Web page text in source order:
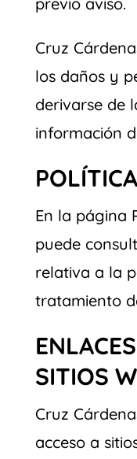
Cruz
los daños y
derivarse de
información
En la página
puede
relativa a la
tratamiento
SITIOS
Cruz
acceso a